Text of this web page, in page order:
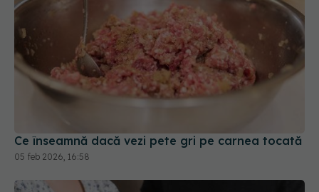
Ce înseamnă dacă vezi pete gri pe carnea tocată
05 feb 2026, 16:58